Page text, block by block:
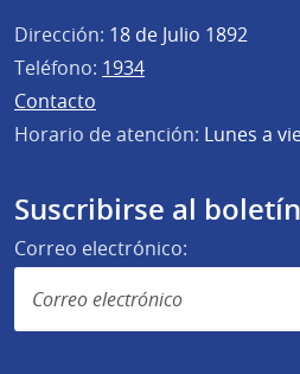
Dirección: 18 de Julio 1892
Teléfono: 1934
Contacto
Horario de atención: Lunes a
Suscribirse al boletín
Correo electrónico: